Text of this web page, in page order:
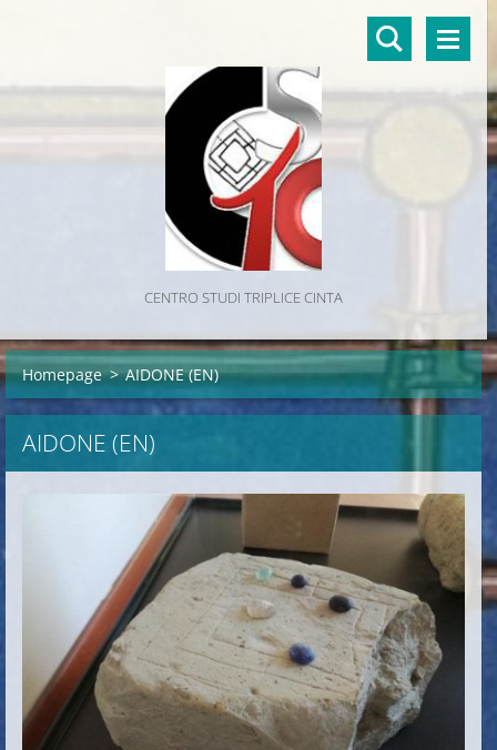
CENTRO STUDI TRIPLICE CINTA
Homepage > AIDONE (EN)
AIDONE (EN)